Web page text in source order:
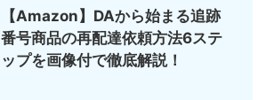
【Amazon】DAから始まる追跡
番号商品の再配達依頼方法6ステ
ップを画像付で徹底解説！